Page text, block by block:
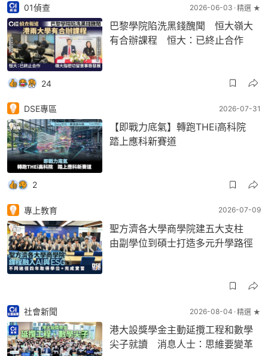
01偵查 2026-06-03 精選 ★
巴黎學院陷洗黑錢醜聞 恒大嶺大
有合辦課程 恒大：已終止合作
24
DSE專區 2026-07-31
【即戰力底氣】轉跑THEi高科院
踏上應科新賽道
2
專上教育 2026-07-09
聖方濟各大學商學院建五大支柱
由副學位到碩士打造多元升學路徑
社會新聞 2026-08-04 精選 ★
港大設獎學金主動延攬工程和數學
尖子就讀 消息人士：思維要變革